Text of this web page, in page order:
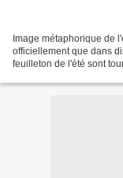
Image métaphorique de
officiellement que dans
feuilleton de l'été sont